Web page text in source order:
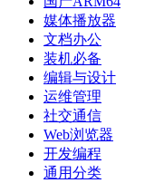
媒体播放器
文档办公
装机必备
编辑与设计
运维管理
社交通信
Web浏览器
开发编程
通用分类